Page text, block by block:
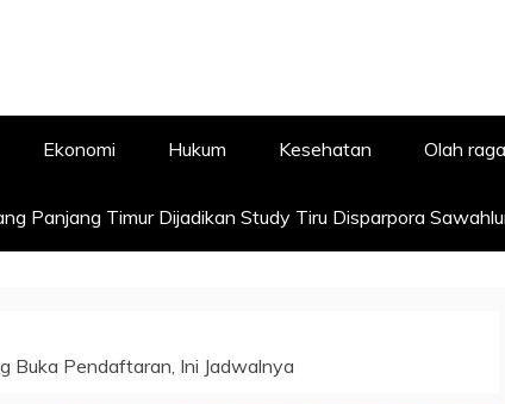
Ekonomi Hukum Kesehatan Olah raga
Panjang Timur Dijadikan Study Tiru Disparpora
Buka Pendaftaran, Ini Jadwalnya